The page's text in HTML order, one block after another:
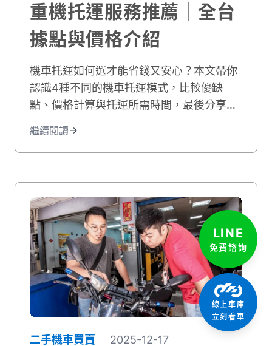
重機托運服務推薦｜全台
據點與價格介紹
機車托運如何選才能省錢又安心？本文帶你
認識4種不同的機車托運模式，比較優缺
點、價格計算與托運所需時間，最後分享台
或重機，都能提供專業、安心且價格合理的
服務。
繼續閱讀
二手機車買賣 2025-12-17
LINE
免費諮詢
線上車庫
立刻看車